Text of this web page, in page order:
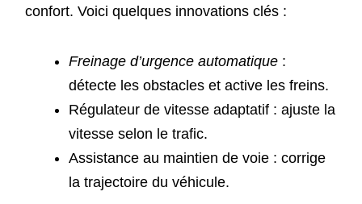
confort. Voici quelques innovations clés :
Freinage d’urgence automatique:
détecte les obstacles et active les freins.
Régulateur de vitesse adaptatif : ajuste la
vitesse selon le trafic.
Assistance au maintien de voie : corrige
la trajectoire du véhicule.